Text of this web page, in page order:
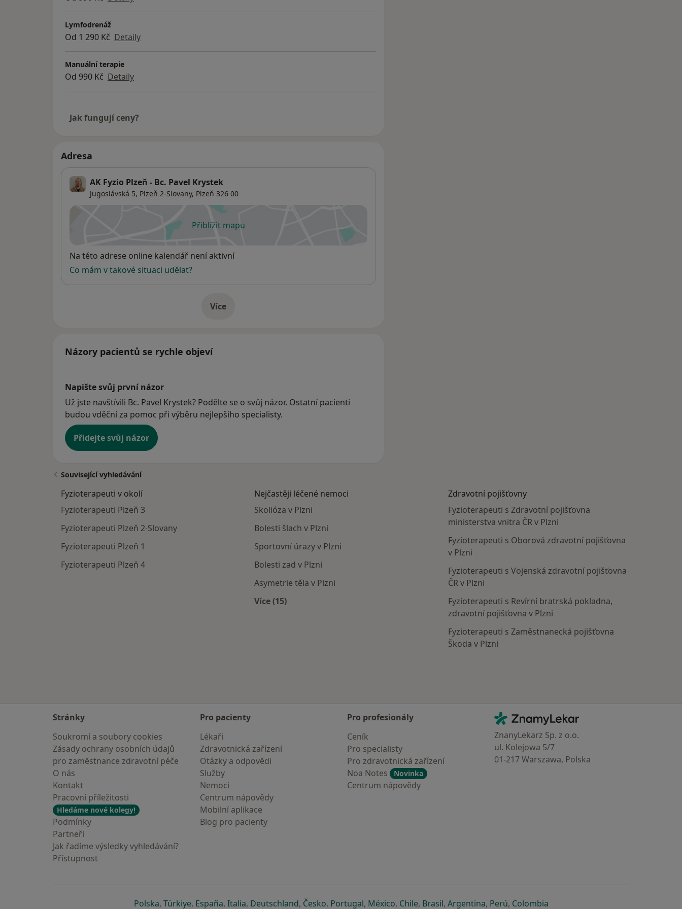
Lymfodrenáž
Od 1 290 Kč Detaily
Manuální terapie
Od 990 Kč Detaily
Jak fungují ceny?
Adresa
AK Fyzio Plzeň - Bc. Pavel Krystek
Jugoslávská 5, Plzeň 2-Slovany, Plzeň 326 00
Přiblížit mapuse otevře v nové záložce
Dostupnost
Na této adrese online kalendář není aktivní
Co mám v takové situaci udělat?
Víceo adrese
Názory pacientů se rychle objeví
Napište svůj první názor
Už jste navštívili Bc. Pavel Krystek? Podělte se o svůj názor. Ostatní pacienti
budou vděční za pomoc při výběru nejlepšího specialisty.
Přidejte svůj názor
Související vyhledávání
Fyzioterapeuti v okolí
Fyzioterapeuti Plzeň 3
Fyzioterapeuti Plzeň 2-Slovany
Fyzioterapeuti Plzeň 1
Fyzioterapeuti Plzeň 4
Nejčastěji léčené nemoci
Skolióza v Plzni
Bolesti šlach v Plzni
Sportovní úrazy v Plzni
Bolesti zad v Plzni
Asymetrie těla v Plzni
Více (15)
Zdravotní pojišťovny
Fyzioterapeuti s Zdravotní pojišťovna
ministerstva vnitra ČR v Plzni
Fyzioterapeuti s Oborová zdravotní pojišťovna
v Plzni
Fyzioterapeuti s Vojenská zdravotní pojišťovna
ČR v Plzni
Fyzioterapeuti s Revírní bratrská pokladna,
zdravotní pojišťovna v Plzni
Fyzioterapeuti s Zaměstnanecká pojišťovna
Škoda v Plzni
Stránky
Soukromí a soubory cookies
Zásady ochrany osobních údajů
pro zaměstnance zdravotní péče
O nás
Kontakt
Pracovní příležitosti
Hledáme nové kolegy!
Podmínky
Partneři
Jak řadíme výsledky vyhledávání?
Přístupnost
Pro pacienty
Lékaři
Zdravotnická zařízení
Otázky a odpovědi
Služby
Nemoci
Centrum nápovědy
Mobilní aplikace
Blog pro pacienty
Pro profesionály
Ceník
Pro specialisty
Pro zdravotnická zařízení
Noa Notes
Novinka
Centrum nápovědy
Kontakt
ZnamyLekar - Hlavní stránka
ZnanyLekarz Sp. z o.o.
ul. Kolejowa 5/7
01-217 Warszawa, Polska
Polskase otevře v nové záložce
, Türkiyese otevře v nové záložce
, Españase otevře v nové záložce
, Italiase otevře v nové záložce
, Deutschlandse otevře v nové záložce
, Českose otevře v nové záložce
, Portugalse otevře v nové záložce
, Méxicose otevře v nové záložce
, Chilese otevře v nové záložce
, Brasilse otevře v nové záložce
, Argentinase otevře v nové záložce
, Perúse otevře v nové záložce
, Colombiase otevře v nové záložce